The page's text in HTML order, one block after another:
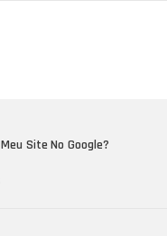
Site No Google?